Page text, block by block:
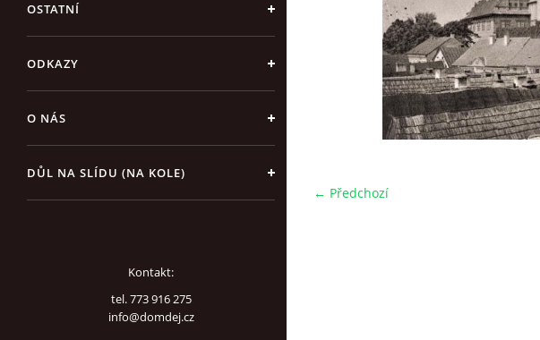
OSTATNÍ
ODKAZY
O NÁS
DŮL NA SLÍDU (NA KOLE)
Kontakt:
tel. 773 916 275
info@domdej.cz
← Předchozí